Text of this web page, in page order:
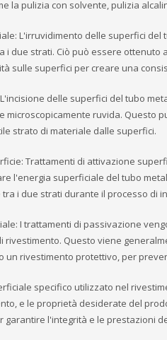
la pulizia con solvente, pulizia
L'irruvidimento delle superfici
i due strati. Ciò può essere
sulle superfici per creare una
delle superfici del tubo
microscopicamente ruvida. Questo
strato di materiale dalle superfici.
Trattamenti di attivazione
l'energia superficiale del tubo
i due strati durante il processo di
I trattamenti di passivazione
rivestimento. Questo viene
un rivestimento protettivo, per
specifico utilizzato nel
e le proprietà desiderate del
l'integrità e le prestazioni